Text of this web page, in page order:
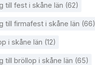
till fest i skåne län (62)
till firmafest i skåne län (66)
i skåne län (12)
till bröllop i skåne län (65)